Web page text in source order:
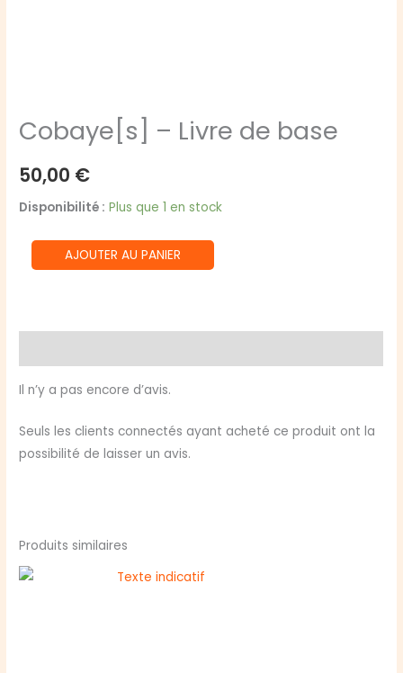
Cobaye[s] – Livre de base
50,00 €
Disponibilité : Plus que 1 en stock
quantité
de
de
base
AJOUTER AU PANIER
Il n’y a pas encore d’avis.
Seuls les clients connectés ayant acheté ce produit ont la
possibilité de laisser un avis.
Produits similaires